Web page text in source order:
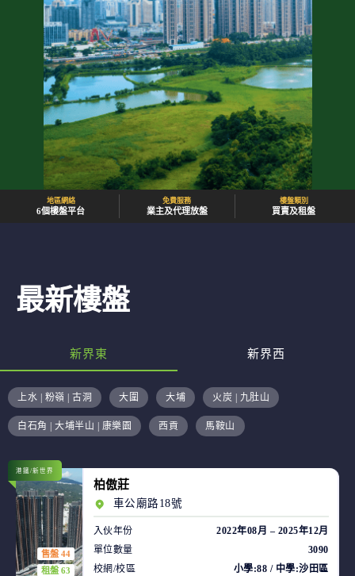
地區網絡
6個樓盤平台
免費服務
業主及代理放盤
樓盤類別
買賣及租盤
最新樓盤
新界東 新界西
上水 | 粉嶺 | 古洞 大圍 大埔 火炭 | 九肚山
白石角 | 大埔半山 | 康樂園 西貢 馬鞍山
售盤 44
租盤 63
港鐵/新世界
柏傲莊
車公廟路18號
入伙年份
2022年08月 – 2025年12月
單位數量
3090
校網/校區
小學:88 / 中學:沙田區